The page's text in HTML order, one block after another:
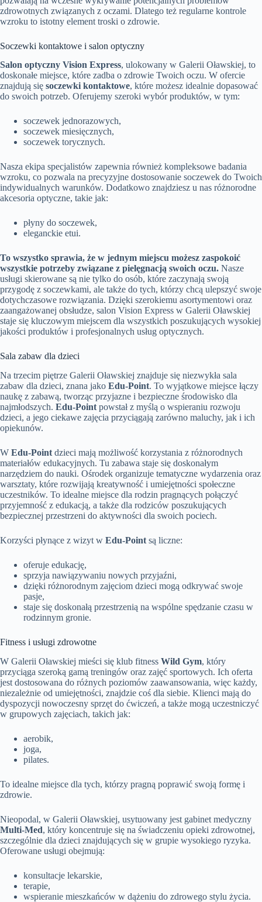
zdrowotnych związanych z oczami. Dlatego też regularne kontrole
wzroku to istotny element troski o zdrowie.
Soczewki kontaktowe i salon optyczny
Salon optyczny Vision Express, ulokowany w Galerii Oławskiej, to
doskonałe miejsce, które zadba o zdrowie Twoich oczu. W ofercie
znajdują się soczewki kontaktowe, które możesz idealnie dopasować
do swoich potrzeb. Oferujemy szeroki wybór produktów, w tym:
soczewek jednorazowych,
soczewek miesięcznych,
soczewek torycznych.
Nasza ekipa specjalistów zapewnia również kompleksowe badania
wzroku, co pozwala na precyzyjne dostosowanie soczewek do Twoich
indywidualnych warunków. Dodatkowo znajdziesz u nas różnorodne
akcesoria optyczne, takie jak:
płyny do soczewek,
eleganckie etui.
To wszystko sprawia, że w jednym miejscu możesz zaspokoić
wszystkie potrzeby związane z pielęgnacją swoich oczu. Nasze
usługi skierowane są nie tylko do osób, które zaczynają swoją
przygodę z soczewkami, ale także do tych, którzy chcą ulepszyć swoje
dotychczasowe rozwiązania. Dzięki szerokiemu asortymentowi oraz
zaangażowanej obsłudze, salon Vision Express w Galerii Oławskiej
staje się kluczowym miejscem dla wszystkich poszukujących wysokiej
jakości produktów i profesjonalnych usług optycznych.
Sala zabaw dla dzieci
Na trzecim piętrze Galerii Oławskiej znajduje się niezwykła sala
zabaw dla dzieci, znana jako Edu-Point. To wyjątkowe miejsce łączy
naukę z zabawą, tworząc przyjazne i bezpieczne środowisko dla
najmłodszych. Edu-Point powstał z myślą o wspieraniu rozwoju
dzieci, a jego ciekawe zajęcia przyciągają zarówno maluchy, jak i ich
opiekunów.
W Edu-Point dzieci mają możliwość korzystania z różnorodnych
materiałów edukacyjnych. Tu zabawa staje się doskonałym
narzędziem do nauki. Ośrodek organizuje tematyczne wydarzenia oraz
warsztaty, które rozwijają kreatywność i umiejętności społeczne
uczestników. To idealne miejsce dla rodzin pragnących połączyć
przyjemność z edukacją, a także dla rodziców poszukujących
bezpiecznej przestrzeni do aktywności dla swoich pociech.
Korzyści płynące z wizyt w Edu-Point są liczne:
oferuje edukację,
sprzyja nawiązywaniu nowych przyjaźni,
dzięki różnorodnym zajęciom dzieci mogą odkrywać swoje
pasje,
staje się doskonałą przestrzenią na wspólne spędzanie czasu w
rodzinnym gronie.
Fitness i usługi zdrowotne
W Galerii Oławskiej mieści się klub fitness Wild Gym, który
przyciąga szeroką gamą treningów oraz zajęć sportowych. Ich oferta
jest dostosowana do różnych poziomów zaawansowania, więc każdy,
niezależnie od umiejętności, znajdzie coś dla siebie. Klienci mają do
dyspozycji nowoczesny sprzęt do ćwiczeń, a także mogą uczestniczyć
w grupowych zajęciach, takich jak:
aerobik,
joga,
pilates.
To idealne miejsce dla tych, którzy pragną poprawić swoją formę i
zdrowie.
Nieopodal, w Galerii Oławskiej, usytuowany jest gabinet medyczny
Multi-Med, który koncentruje się na świadczeniu opieki zdrowotnej,
szczególnie dla dzieci znajdujących się w grupie wysokiego ryzyka.
Oferowane usługi obejmują:
konsultacje lekarskie,
terapie,
wspieranie mieszkańców w dążeniu do zdrowego stylu życia.